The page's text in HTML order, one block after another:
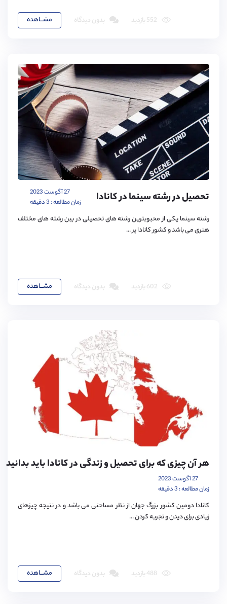
مشـــاهده بدون دیدگاه
تحصیل در رشته سینما در کانادا
27 آگوست 2023
زمان مطالعه : 3 دقیقه
رشته سینما یکی از محبوبترین رشته های تحصیلی در بین رشته های مختلف
هنری می باشد و کشور کانادا پر ...
مشـــاهده بدون دیدگاه
هر آن چیزی که برای تحصیل و زندگی در کانادا باید بدانید
27 آگوست 2023
زمان مطالعه : 3 دقیقه
کانادا دومین کشور بزرگ جهان از نظر مساحتی می باشد و در نتیجه چیزهای
زیادی برای دیدن و تجربه کردن ...
مشـــاهده بدون دیدگاه